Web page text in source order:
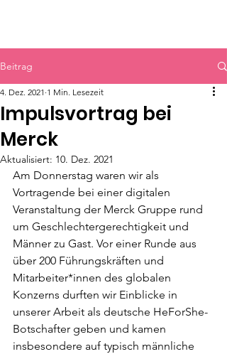
Beitrag
Impulsvortrag bei
Merck
4. Dez. 2021 1 Min. Lesezeit
Aktualisiert: 10. Dez. 2021
Am Donnerstag waren wir als
Vortragende bei einer digitalen
Veranstaltung der Merck Gruppe rund
um Geschlechtergerechtigkeit und
Männer zu Gast. Vor einer Runde aus
über 200 Führungskräften und
Mitarbeiter*innen des globalen
Konzerns durften wir Einblicke in
unserer Arbeit als deutsche HeForShe-
Botschafter geben und kamen
insbesondere auf typisch männliche